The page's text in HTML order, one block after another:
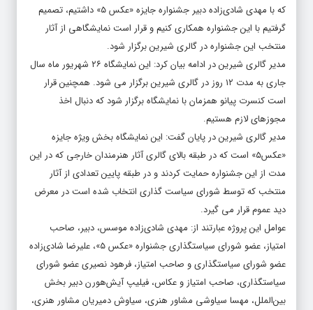
که با مهدی شادی‌زاده دبیر جشنواره جایزه «عکس ۵» داشتیم، تصمیم
گرفتیم با این جشنواره همکاری کنیم و قرار است نمایشگاهی از آثار
منتخب این جشنواره در گالری شیرین برگزار شود.
مدیر گالری شیرین در ادامه بیان کرد: این نمایشگاه ۲۶ شهریور ماه سال
جاری به مدت ۱۲ روز در گالری شیرین برگزار می شود. همچنین قرار
است کنسرت پیانو همزمان با نمایشگاه برگزار شود که دنبال اخذ
مجوزهای لازم هستیم.
مدیر گالری شیرین در پایان گفت: این نمایشگاه بخش ویژه جایزه
«عکس۵» است که در طبقه بالای گالری آثار هنرمندان خارجی که در این
مدت از این جشنواره حمایت کردند و در طبقه پایین تعدادی از آثار
منتخب که توسط شورای سیاست گذاری انتخاب شده است در معرض
دید عموم قرار می گیرد.
عوامل این پروژه عبارتند از: مهدی شادی‌زاده موسس، دبیر، صاحب
امتیاز، عضو شورای سیاستگذاری جشنواره «عکس ۵»، علیرضا شادی‌زاده
عضو شورای سیاستگذاری و صاحب امتیاز، فرهود نصیری عضو شورای
سیاستگذاری، صاحب امتیاز و عکاس، فیلیپ آیش‌هورن دبیر بخش
بین‌الملل، مهسا سیاوشی مشاور هنری، سیاوش دمیریان مشاور هنری،